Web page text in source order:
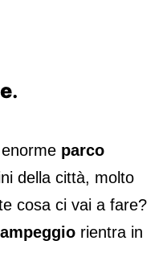
.
parco
della città, molto
cosa ci vai a fare?
rientra in